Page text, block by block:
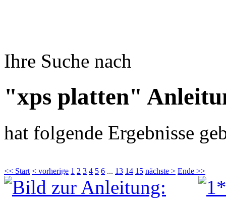
Ihre Suche nach
"xps platten"
hat folgende Ergebnisse
<< Start < vorherige 1 2 3 4 5 6 ... 13 14 15 nächste > Ende >>